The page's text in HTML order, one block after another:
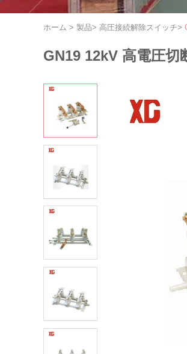
ホーム > 製品> 高圧接続解除スイッチ>
GN19 12kV 高電圧